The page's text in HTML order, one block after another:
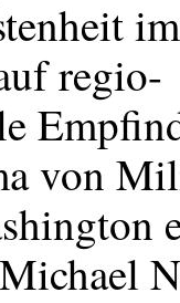
regio-
von